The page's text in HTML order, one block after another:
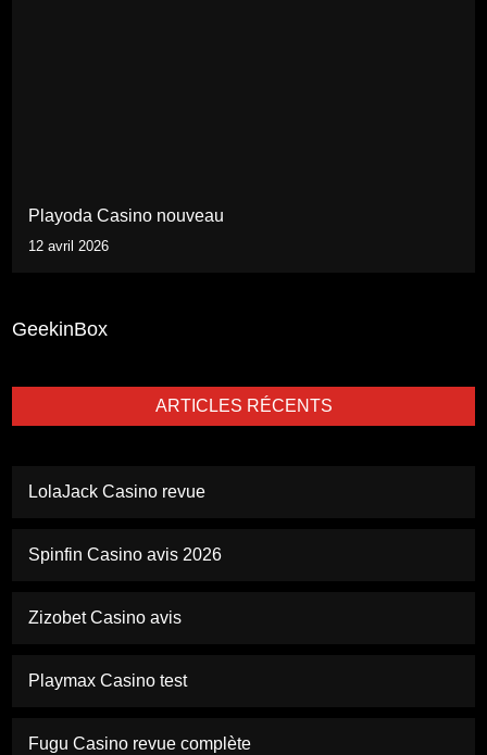
Playoda Casino nouveau
12 avril 2026
GeekinBox
ARTICLES RÉCENTS
LolaJack Casino revue
Spinfin Casino avis 2026
Zizobet Casino avis
Playmax Casino test
Fugu Casino revue complète